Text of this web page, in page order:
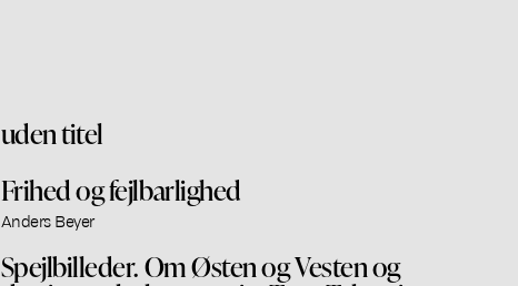
uden titel
Frihed og fejlbarlighed
Anders Beyer
Spejlbilleder. Om Østen og Vesten og